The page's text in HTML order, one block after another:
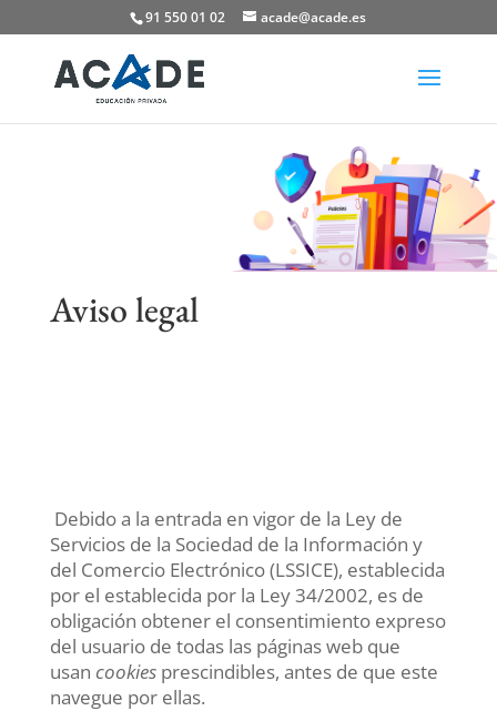
91 550 01 02 acade@acade.es
Aviso legal
Debido a la entrada en vigor de la Ley de
Servicios de la Sociedad de la Información y
del Comercio Electrónico (LSSICE), establecida
por el establecida por la Ley 34/2002, es de
obligación obtener el consentimiento expreso
del usuario de todas las páginas web que
usan cookies prescindibles, antes de que este
navegue por ellas.